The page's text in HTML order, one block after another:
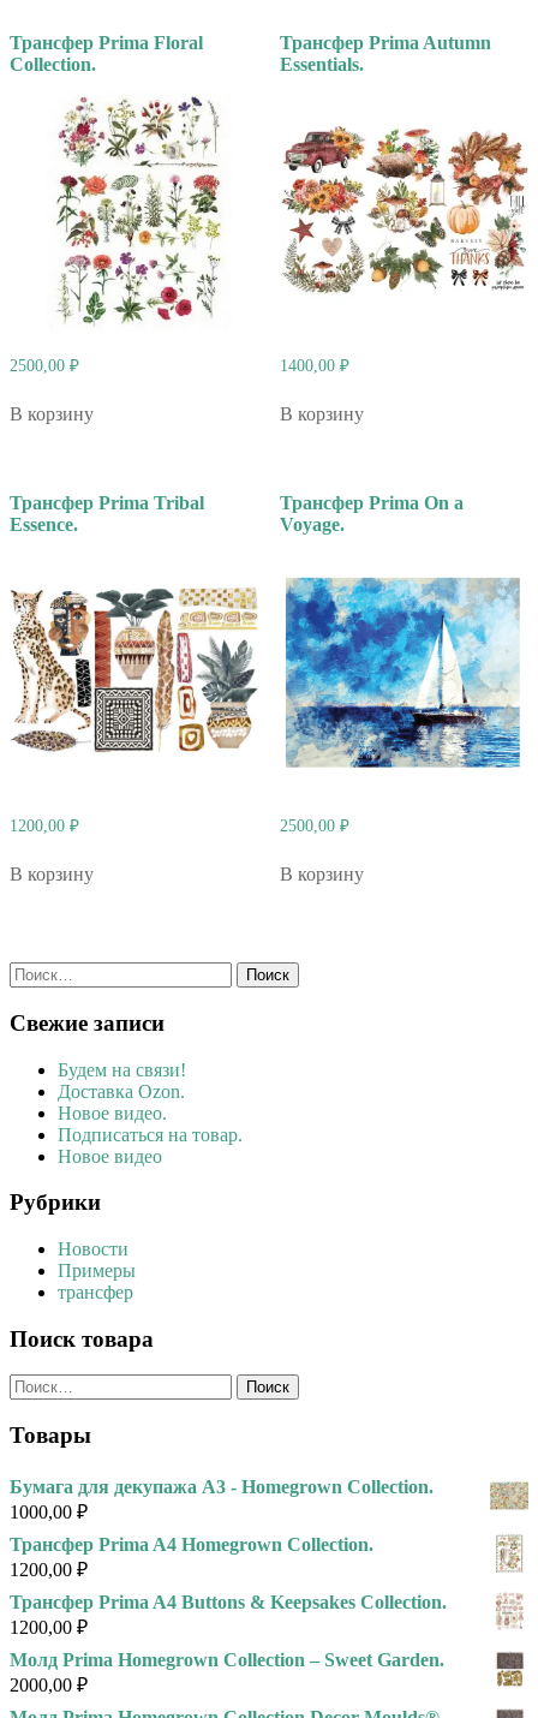
Трансфер Prima Floral
Collection.
2500,00 ₽
В корзину
Трансфер Prima Autumn
Essentials.
1400,00 ₽
В корзину
Трансфер Prima Tribal
Essence.
1200,00 ₽
В корзину
Трансфер Prima On a
Voyage.
2500,00 ₽
В корзину
Найти:
Свежие записи
Будем на связи!
Доставка Ozon.
Новое видео.
Подписаться на товар.
Новое видео
Рубрики
Новости
Примеры
трансфер
Поиск товара
Найти:
Товары
Бумага для декупажа А3 - Homegrown Collection.
1000,00 ₽
Трансфер Prima A4 Homegrown Collection.
1200,00 ₽
Трансфер Prima A4 Buttons & Keepsakes Collection.
1200,00 ₽
Молд Prima Homegrown Collection – Sweet Garden.
2000,00 ₽